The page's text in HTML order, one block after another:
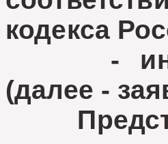
кодекса
-
(далее -